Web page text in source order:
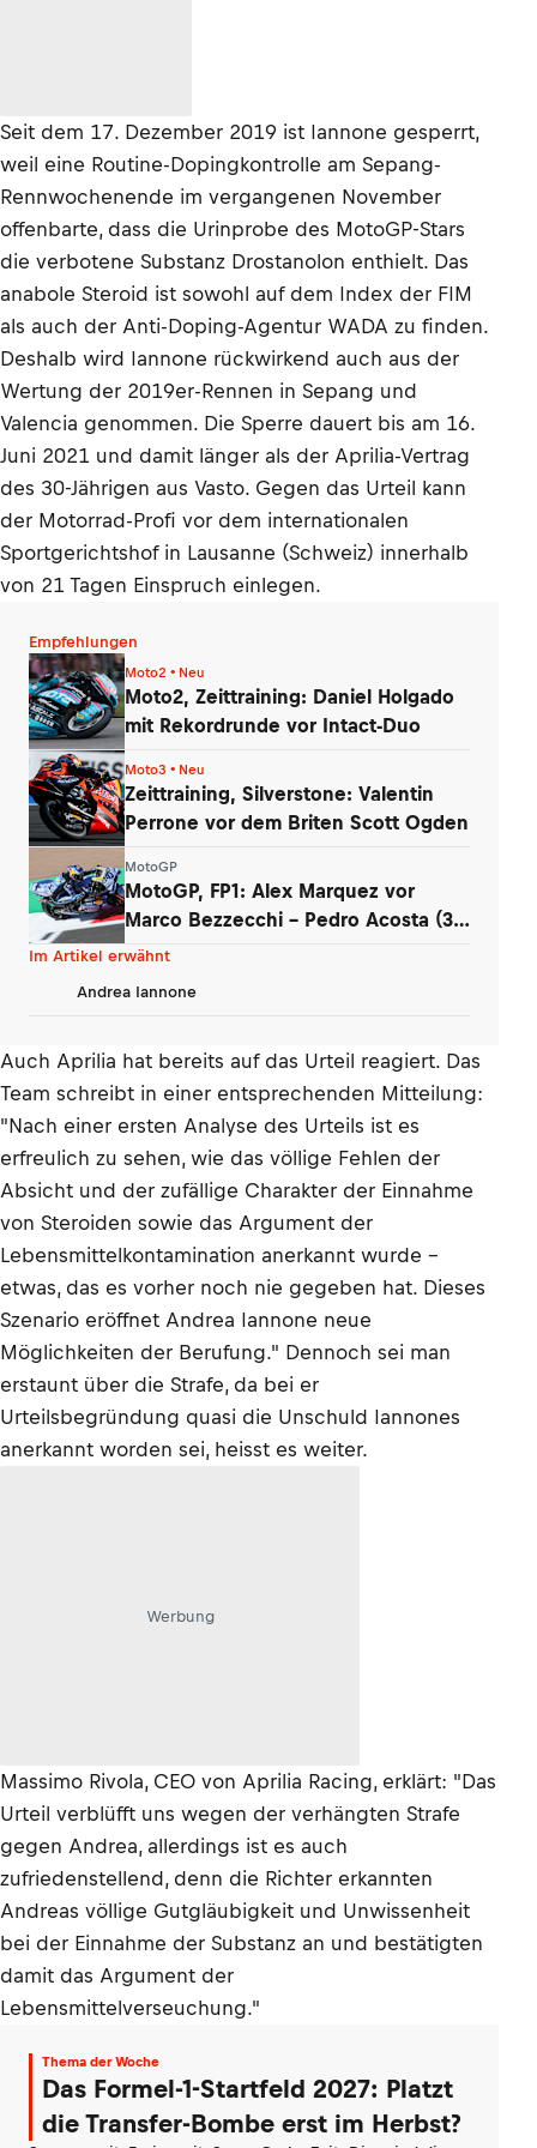
Seit dem 17. Dezember 2019 ist Iannone gesperrt,
weil eine Routine-Dopingkontrolle am Sepang-
Rennwochenende im vergangenen November
offenbarte, dass die Urinprobe des MotoGP-Stars
die verbotene Substanz Drostanolon enthielt. Das
anabole Steroid ist sowohl auf dem Index der FIM
als auch der Anti-Doping-Agentur WADA zu finden.
Deshalb wird Iannone rückwirkend auch aus der
Wertung der 2019er-Rennen in Sepang und
Valencia genommen. Die Sperre dauert bis am 16.
Juni 2021 und damit länger als der Aprilia-Vertrag
des 30-Jährigen aus Vasto. Gegen das Urteil kann
der Motorrad-Profi vor dem internationalen
Sportgerichtshof in Lausanne (Schweiz) innerhalb
von 21 Tagen Einspruch einlegen.
Empfehlungen
Moto2 • Neu
Moto2, Zeittraining: Daniel Holgado
mit Rekordrunde vor Intact-Duo
Moto3 • Neu
Zeittraining, Silverstone: Valentin
Perrone vor dem Briten Scott Ogden
MotoGP
MotoGP, FP1: Alex Marquez vor
Marco Bezzecchi – Pedro Acosta (3.)
stürzte
Im Artikel erwähnt
Andrea Iannone
Auch Aprilia hat bereits auf das Urteil reagiert. Das
Team schreibt in einer entsprechenden Mitteilung:
"Nach einer ersten Analyse des Urteils ist es
erfreulich zu sehen, wie das völlige Fehlen der
Absicht und der zufällige Charakter der Einnahme
von Steroiden sowie das Argument der
Lebensmittelkontamination anerkannt wurde –
etwas, das es vorher noch nie gegeben hat. Dieses
Szenario eröffnet Andrea Iannone neue
Möglichkeiten der Berufung." Dennoch sei man
erstaunt über die Strafe, da bei er
Urteilsbegründung quasi die Unschuld Iannones
anerkannt worden sei, heisst es weiter.
Werbung
Massimo Rivola, CEO von Aprilia Racing, erklärt: "Das
Urteil verblüfft uns wegen der verhängten Strafe
gegen Andrea, allerdings ist es auch
zufriedenstellend, denn die Richter erkannten
Andreas völlige Gutgläubigkeit und Unwissenheit
bei der Einnahme der Substanz an und bestätigten
damit das Argument der
Lebensmittelverseuchung."
Thema der Woche
Das Formel-1-Startfeld 2027: Platzt
die Transfer-Bombe erst im Herbst?